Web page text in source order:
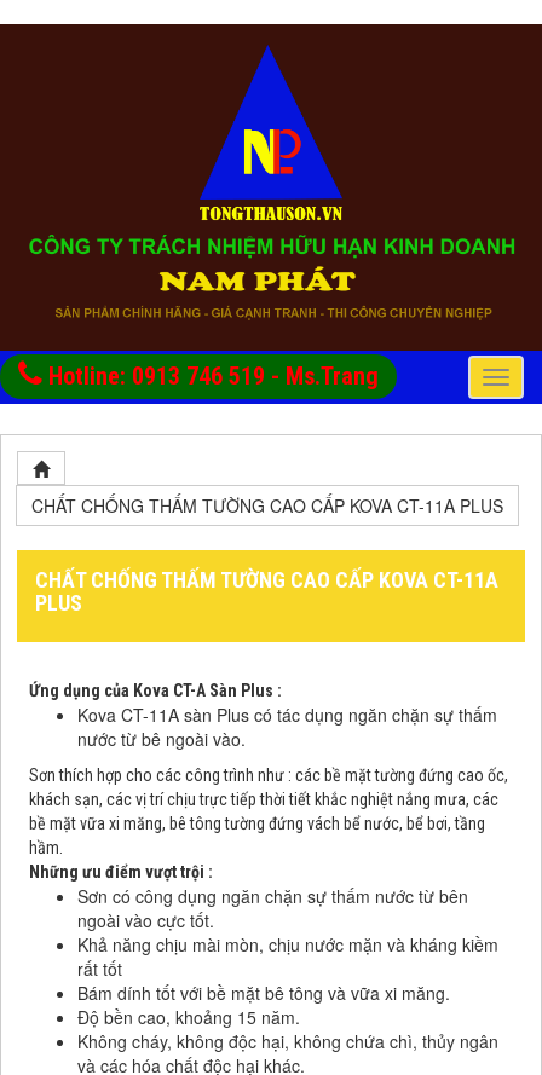
Hotline: 0913 746 519 - Ms.Trang
Toggle
CHẤT CHỐNG THẤM TƯỜNG CAO CẤP KOVA CT-11A PLUS
CHẤT CHỐNG THẤM TƯỜNG CAO CẤP KOVA CT-11A
PLUS
Ứng dụng của Kova CT-A Sàn Plus :
Kova CT-11A sàn Plus có tác dụng ngăn chặn sự thấm
nước từ bê ngoài vào.
Sơn thích hợp cho các công trình như : các bề mặt tường đứng cao ốc,
khách sạn, các vị trí chịu trực tiếp thời tiết khắc nghiệt nắng mưa, các
bề mặt vữa xi măng, bê tông tường đứng vách bể nước, bể bơi, tầng
hầm.
Những ưu điểm vượt trội :
Sơn có công dụng ngăn chặn sự thấm nước từ bên
ngoài vào cực tốt.
Khả năng chịu mài mòn, chịu nước mặn và kháng kiềm
rất tốt
Bám dính tốt với bề mặt bê tông và vữa xi măng.
Độ bền cao, khoảng 15 năm.
Không cháy, không độc hại, không chứa chì, thủy ngân
và các hóa chất độc hại khác.